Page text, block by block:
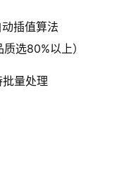
插值算法
选80%以上）
量处理